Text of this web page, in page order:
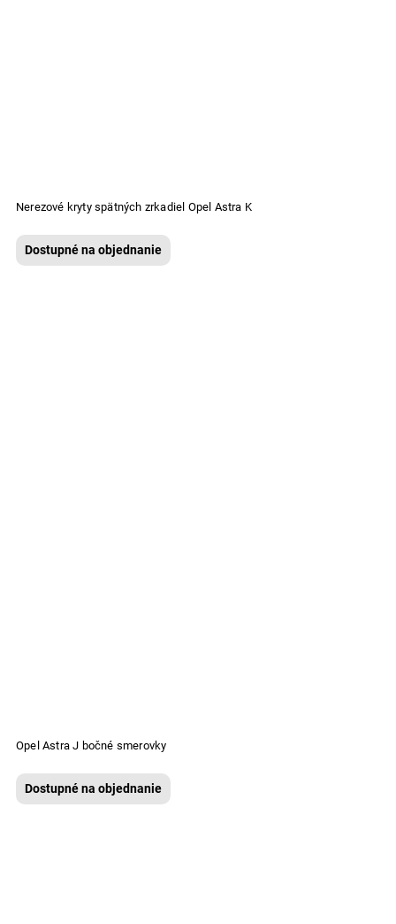
Nerezové kryty spätných zrkadiel Opel Astra K
Dostupné na objednanie
Opel Astra J bočné smerovky
Dostupné na objednanie